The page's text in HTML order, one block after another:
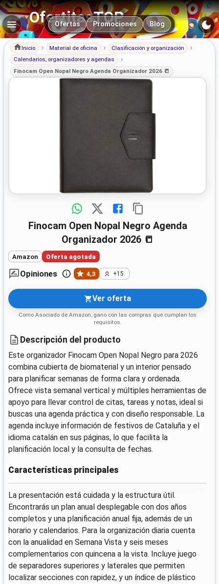
OfertitasTOP
Navegación principal
Ofertas Promociones Blog
Inicio Material de oficina
Clasificación y organización
Calendarios, organizadores y agendas
Finocam Open Nopal Negro Agenda Organizador 2026 📒
Finocam Open Nopal Negro Agenda
Organizador 2026 📒
Amazon Oferta agotada
Opiniones 4,3 +15
Ver oferta
Como Asociado de Amazon, gano con las compras que cumplan los
requisitos.
Descripción del producto
Este organizador Finocam Open Nopal Negro para 2026
combina cubierta de biomaterial y un interior pensado
para planificar semanas de forma clara y ordenada.
Ofrece vista semanal vertical y múltiples herramientas de
apoyo para llevar control de citas, tareas y notas, ideal si
buscas una agenda práctica y con diseño responsable. La
agenda incluye información de festivos de Cataluña y el
idioma catalán en sus páginas, lo que facilita la
planificación local y la consulta de fechas.
Características principales
La presentación está cuidada y la estructura útil.
Encontrarás un plan anual desplegable con dos años
completos y una planificación anual fija, además de un
horario y calendarios. Para la organización diaria cuenta
con la anualidad en Semana Vista y seis meses
complementarios con quincena a la vista. Incluye juego
de separadores superiores y laterales que permiten
localizar secciones con rapidez, y un índice de plástico